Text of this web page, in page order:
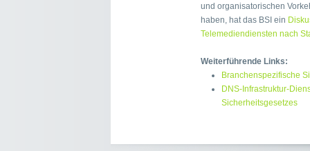
und organisatorischen
haben, hat das BSI ein
Telemediendiensten nach
Weiterführende Links:
Branchenspezifische
DNS-Infrastruktur-
Sicherheitsgesetzes